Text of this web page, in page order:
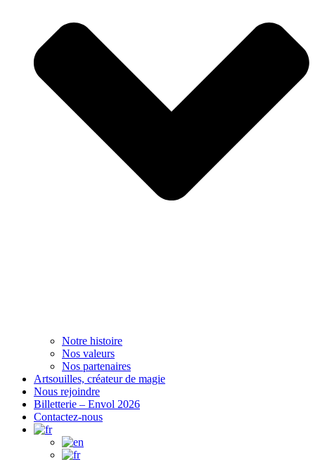
Notre histoire
Nos valeurs
Nos partenaires
Artsouilles, créateur de magie
Nous rejoindre
Billetterie – Envol 2026
Contactez-nous